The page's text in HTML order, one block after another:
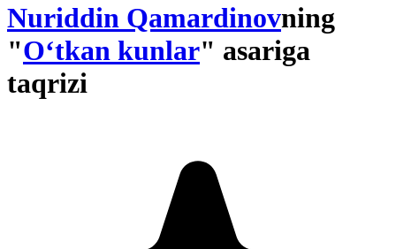
Nuriddin Qamardinovning
"O‘tkan kunlar" asariga
taqrizi